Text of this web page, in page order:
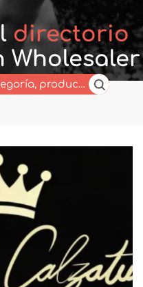
directorio
Wholesaler